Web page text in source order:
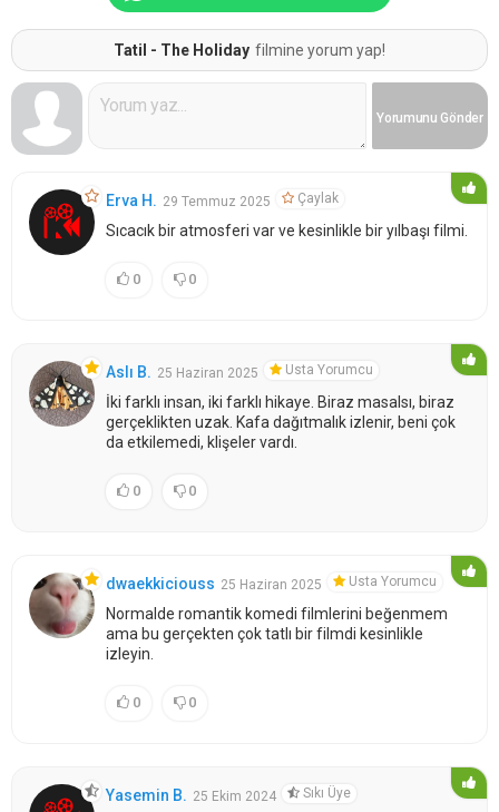
Tatil - The Holiday filmine yorum yap!
Yorumunu Gönder
Erva H. 29 Temmuz 2025 Çaylak
Sıcacık bir atmosferi var ve kesinlikle bir yılbaşı filmi.
0 0
Aslı B. 25 Haziran 2025 Usta Yorumcu
İki farklı insan, iki farklı hikaye. Biraz masalsı, biraz
gerçeklikten uzak. Kafa dağıtmalık izlenir, beni çok
da etkilemedi, klişeler vardı.
0 0
dwaekkiciouss 25 Haziran 2025 Usta Yorumcu
Normalde romantik komedi filmlerini beğenmem
ama bu gerçekten çok tatlı bir filmdi kesinlikle
izleyin.
0 0
Yasemin B. 25 Ekim 2024 Sıkı Üye